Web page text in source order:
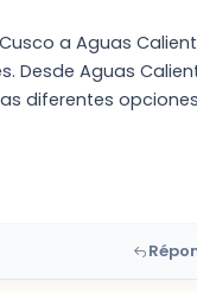
a Aguas
Desde Aguas
diferentes